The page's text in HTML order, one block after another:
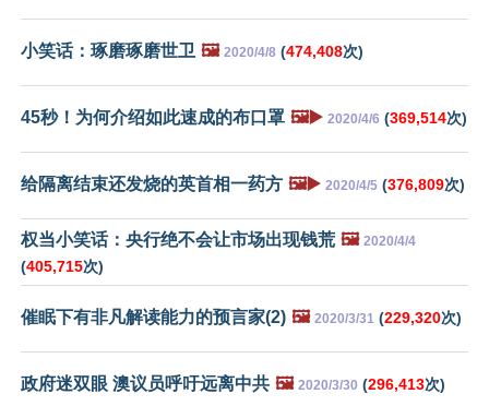
小笑话：琢磨琢磨世卫 🖼️ 2020/4/8 (474,408次)
45秒！为何介绍如此速成的布口罩 🖼️▶️ 2020/4/6 (369,514次)
给隔离结束还发烧的英首相一药方 🖼️▶️ 2020/4/5 (376,809次)
权当小笑话：央行绝不会让市场出现钱荒 🖼️ 2020/4/4
(405,715次)
催眠下有非凡解读能力的预言家(2) 🖼️ 2020/3/31 (229,320次)
政府迷双眼 澳议员呼吁远离中共 🖼️ 2020/3/30 (296,413次)